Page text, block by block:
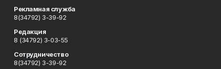
Рекламная служба
8(34792) 3-39-92
Редакция
8 (34792) 3-03-55
Сотрудничество
8(34792) 3-39-92